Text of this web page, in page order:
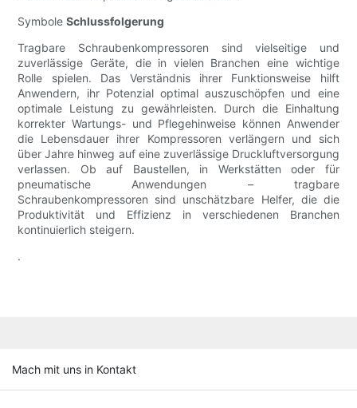
SymboleSchlussfolgerung
Tragbare Schraubenkompressoren sind vielseitige und
zuverlässige Geräte, die in vielen Branchen eine wichtige
Rolle spielen. Das Verständnis ihrer Funktionsweise hilft
Anwendern, ihr Potenzial optimal auszuschöpfen und eine
optimale Leistung zu gewährleisten. Durch die Einhaltung
korrekter Wartungs- und Pflegehinweise können Anwender
die Lebensdauer ihrer Kompressoren verlängern und sich
über Jahre hinweg auf eine zuverlässige Druckluftversorgung
verlassen. Ob auf Baustellen, in Werkstätten oder für
pneumatische Anwendungen – tragbare
Schraubenkompressoren sind unschätzbare Helfer, die die
Produktivität und Effizienz in verschiedenen Branchen
kontinuierlich steigern.
.
Mach mit uns in Kontakt